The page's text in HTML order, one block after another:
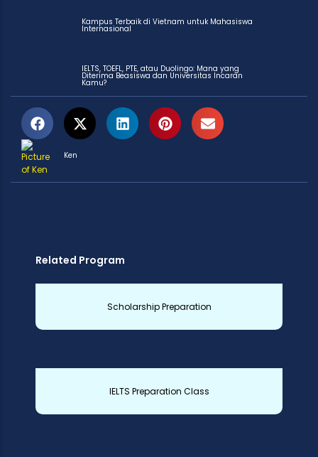
Kampus Terbaik di Vietnam untuk Mahasiswa
Internasional
IELTS, TOEFL, PTE, atau Duolingo: Mana yang
Diterima Beasiswa dan Universitas Incaran
Kamu?
Ken
Related Program
Scholarship Preparation
IELTS Preparation Class